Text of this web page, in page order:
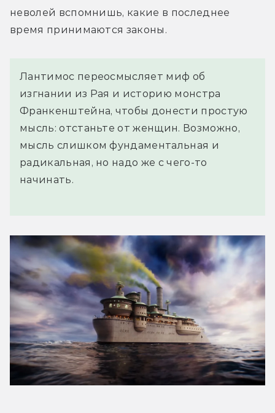
неволей вспомнишь, какие в последнее
время принимаются законы.
Лантимос переосмысляет миф об
изгнании из Рая и историю монстра
Франкенштейна, чтобы донести простую
мысль: отстаньте от женщин. Возможно,
мысль слишком фундаментальная и
радикальная, но надо же с чего-то
начинать.